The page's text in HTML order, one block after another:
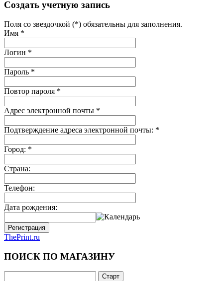
Создать учетную запись
Поля со звездочкой (*) обязательны для заполнения.
Имя *
Логин *
Пароль *
Повтор пароля *
Адрес электронной почты *
Подтверждение адреса электронной почты: *
Город: *
Страна:
Телефон:
Дата рождения:
Регистрация
ThePrint.ru
ПОИСК ПО МАГАЗИНУ